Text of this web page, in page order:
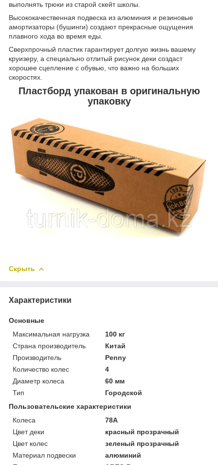
выполнять трюки из старой скейт школы.
Высококачественная подвеска из алюминия и резиновые
амортизаторы (бушинги) создают прекрасные ощущения
плавного хода во время еды.
Сверхпрочный пластик гарантирует долгую жизнь вашему
круизеру, а специально отлитый рисунок деки создаст
хорошее сцепление с обувью, что важно на больших
скоростях.
Пластборд упакован в оригинальную
упаковку
Скрыть
Характеристики
Основные
Максимальная нагрузка
100 кг
Страна производитель
Китай
Производитель
Penny
Количество колес
4
Диаметр колеса
60 мм
Тип
Городской
Пользовательские характеристики
Колеса
78А
Цвет деки
красный прозрачный
Цвет колес
зеленый прозрачный
Материал подвески
алюминий